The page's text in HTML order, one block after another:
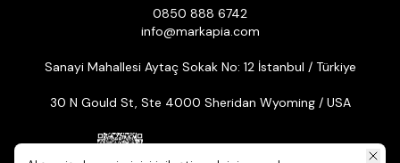
0850 888 6742
info@markapia.com
Sanayi Mahallesi Aytaç Sokak No: 12 İstanbul / Türkiye
30 N Gould St, Ste 4000 Sheridan Wyoming / USA